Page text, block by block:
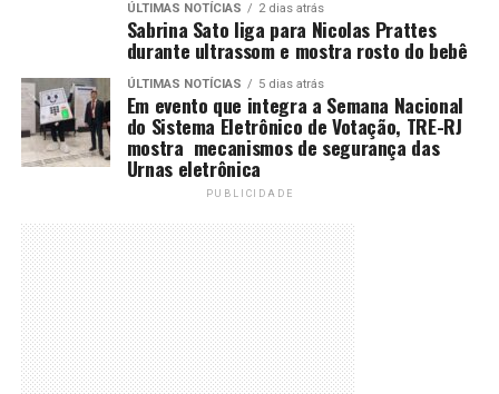
ÚLTIMAS NOTÍCIAS 2 dias atrás
Sabrina Sato liga para Nicolas Prattes
durante ultrassom e mostra rosto do bebê
ÚLTIMAS NOTÍCIAS 5 dias atrás
Em evento que integra a Semana Nacional
do Sistema Eletrônico de Votação, TRE-RJ
mostra mecanismos de segurança das
Urnas eletrônica
PUBLICIDADE